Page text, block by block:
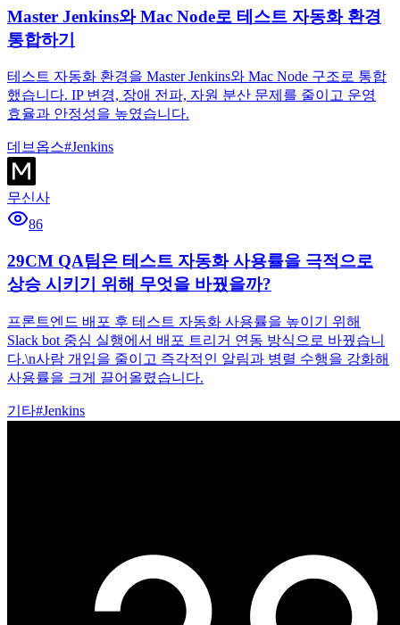
Master Jenkins와 Mac Node로 테스트 자동화 환경
통합하기
테스트 자동화 환경을 Master Jenkins와 Mac Node 구조로 통합
했습니다. IP 변경, 장애 전파, 자원 분산 문제를 줄이고 운영
효율과 안정성을 높였습니다.
데브옵스#Jenkins
무신사
86
29CM QA팀은 테스트 자동화 사용률을 극적으로
상승 시키기 위해 무엇을 바꿨을까?
프론트엔드 배포 후 테스트 자동화 사용률을 높이기 위해
Slack bot 중심 실행에서 배포 트리거 연동 방식으로 바꿨습니
다.\n사람 개입을 줄이고 즉각적인 알림과 병렬 수행을 강화해
사용률을 크게 끌어올렸습니다.
기타#Jenkins